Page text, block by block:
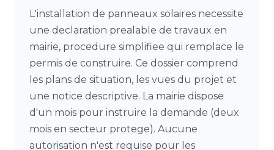
L'installation de panneaux solaires necessite
une declaration prealable de travaux en
mairie, procedure simplifiee qui remplace le
permis de construire. Ce dossier comprend
les plans de situation, les vues du projet et
une notice descriptive. La mairie dispose
d'un mois pour instruire la demande (deux
mois en secteur protege). Aucune
autorisation n'est requise pour les